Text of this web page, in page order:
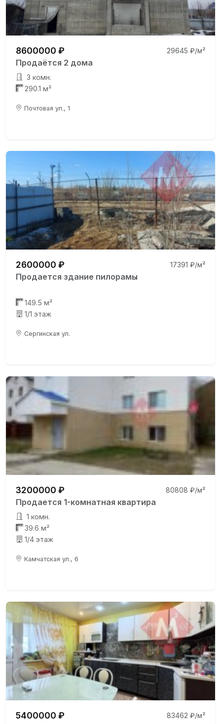
8600000 ₽ 29645 ₽/м²
Продаётся 2 дома
3 комн.
290.1 м²
Почтовая ул., 1
2600000 ₽ 17391 ₽/м²
Продается здание пилорамы
149.5 м²
1/1 этаж
Сергинская ул.
3200000 ₽ 80808 ₽/м²
Продается 1-комнатная квартира
1 комн.
39.6 м²
1/4 этаж
Камчатская ул., 6
5400000 ₽ 83462 ₽/м²